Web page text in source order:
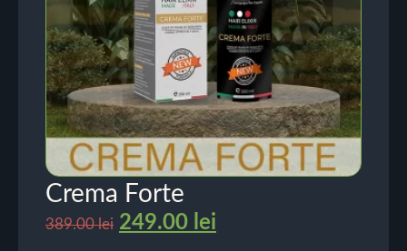
Crema Forte
389.00lei 249.00 lei